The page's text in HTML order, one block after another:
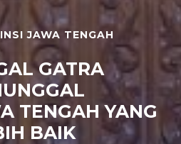
JAWA TENGAH
GATRA
TENGAH YANG
BAIK